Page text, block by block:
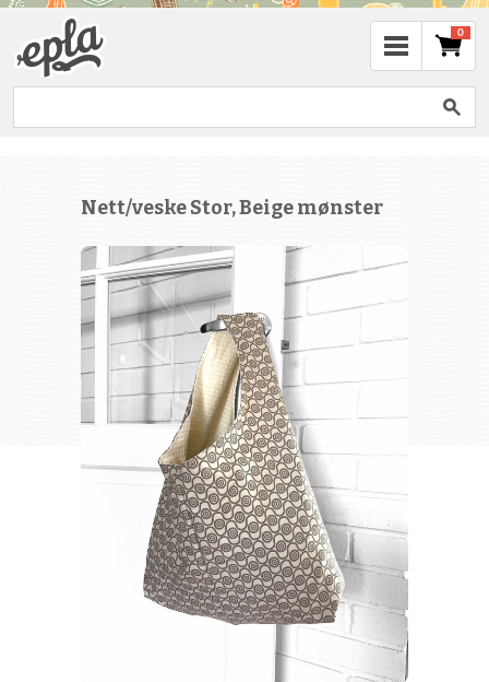
0
Nett/veske Stor, Beige mønster